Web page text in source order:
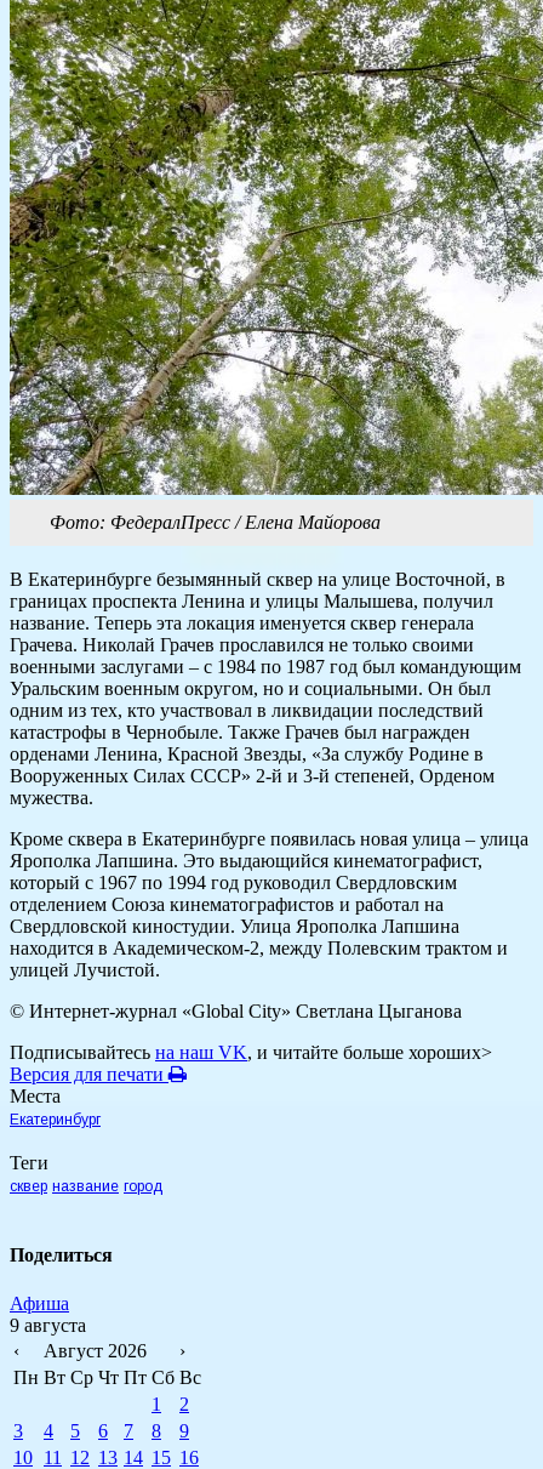
Фото: ФедералПресс / Елена Майорова
В Екатеринбурге безымянный сквер на улице Восточной, в
границах проспекта Ленина и улицы Малышева, получил
название. Теперь эта локация именуется сквер генерала
Грачева. Николай Грачев прославился не только своими
военными заслугами – с 1984 по 1987 год был командующим
Уральским военным округом, но и социальными. Он был
одним из тех, кто участвовал в ликвидации последствий
катастрофы в Чернобыле. Также Грачев был награжден
орденами Ленина, Красной Звезды, «За службу Родине в
Вооруженных Силах СССР» 2-й и 3-й степеней, Орденом
мужества.
Кроме сквера в Екатеринбурге появилась новая улица – улица
Ярополка Лапшина. Это выдающийся кинематографист,
который с 1967 по 1994 год руководил Свердловским
отделением Союза кинематографистов и работал на
Свердловской киностудии. Улица Ярополка Лапшина
находится в Академическом-2, между Полевским трактом и
улицей Лучистой.
© Интернет-журнал «Global City» Светлана Цыганова
Подписывайтесь на наш VK, и читайте больше хороших>
Версия для печати
Места
Екатеринбург
Теги
сквер название город
Поделиться
Афиша
9 августа
‹
Август 2026
›
Пн Вт Ср Чт Пт Сб Вс
1
2
3
4 5 6 7 8
9
10 11 12 13 14 15 16